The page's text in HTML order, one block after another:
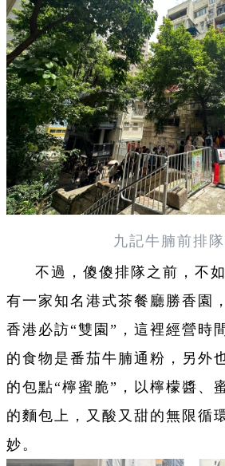
九記牛腩前排
不過，傻傻排隊之前，不
有一家知名港式茶餐廳勝香園
香港必訪“雙園”，這裡經營時
的食物是番茄牛腩通粉，另外
的包點“檸蜜脆”，以檸檬醬、
的麵包上，又酸又甜的無限循
妙。